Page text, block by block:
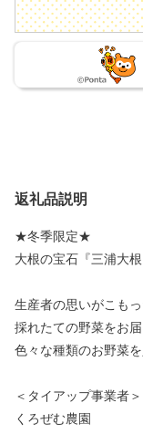
返礼品説明
★冬季限定★
大根の宝石『三浦大根
生産者の思いがこも
採れたての野菜をお届
色々な種類のお野菜
＜タイアップ事業者＞
くろぜむ農園